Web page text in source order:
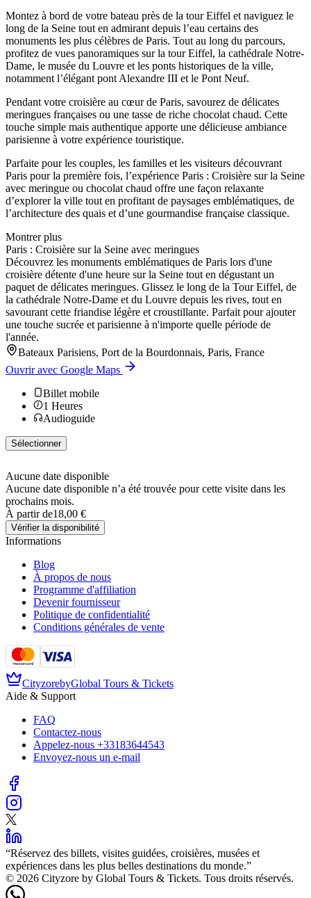
Montez à bord de votre bateau près de la tour Eiffel et naviguez le
long de la Seine tout en admirant depuis l’eau certains des
monuments les plus célèbres de Paris. Tout au long du parcours,
profitez de vues panoramiques sur la tour Eiffel, la cathédrale Notre-
Dame, le musée du Louvre et les ponts historiques de la ville,
notamment l’élégant pont Alexandre III et le Pont Neuf.
Pendant votre croisière au cœur de Paris, savourez de délicates
meringues françaises ou une tasse de riche chocolat chaud. Cette
touche simple mais authentique apporte une délicieuse ambiance
parisienne à votre expérience touristique.
Parfaite pour les couples, les familles et les visiteurs découvrant
Paris pour la première fois, l’expérience Paris : Croisière sur la Seine
avec meringue ou chocolat chaud offre une façon relaxante
d’explorer la ville tout en profitant de paysages emblématiques, de
l’architecture des quais et d’une gourmandise française classique.
Montrer plus
Paris : Croisière sur la Seine avec meringues
Découvrez les monuments emblématiques de Paris lors d'une
croisière détente d'une heure sur la Seine tout en dégustant un
paquet de délicates meringues. Glissez le long de la Tour Eiffel, de
la cathédrale Notre-Dame et du Louvre depuis les rives, tout en
savourant cette friandise légère et croustillante. Parfait pour ajouter
une touche sucrée et parisienne à n'importe quelle période de
l'année.
Bateaux Parisiens, Port de la Bourdonnais, Paris, France
Ouvrir avec Google Maps
Billet mobile
1 Heures
Audioguide
Sélectionner
Aucune date disponible
Aucune date disponible n’a été trouvée pour cette visite dans les
prochains mois.
À partir de18,00 €
Vérifier la disponibilité
Informations
Blog
À propos de nous
Programme d'affiliation
Devenir fournisseur
Politique de confidentialité
Conditions générales de vente
CityzorebyGlobal Tours & Tickets
Aide & Support
FAQ
Contactez-nous
Appelez-nous +33183644543
Envoyez-nous un e-mail
“Réservez des billets, visites guidées, croisières, musées et
expériences dans les plus belles destinations du monde.”
©️ 2026 Cityzore by Global Tours & Tickets. Tous droits réservés.